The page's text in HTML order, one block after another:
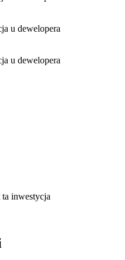
u dewelopera
u dewelopera
inwestycja